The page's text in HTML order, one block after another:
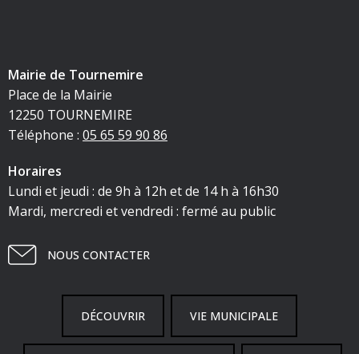
Mairie de Tournemire
Place de la Mairie
12250 TOURNEMIRE
Téléphone : 05 65 59 90 86
Horaires
Lundi et jeudi : de 9h à 12h et de 14 h à 16h30
Mardi, mercredi et vendredi : fermé au public
NOUS CONTACTER
DÉCOUVRIR VIE MUNICIPALE